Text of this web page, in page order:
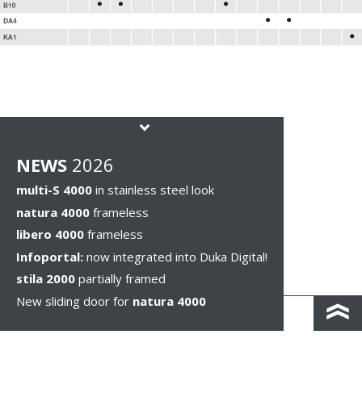
NEWS 2026
multi-S 4000 in stainless steel look
natura 4000 frameless
libero 4000 frameless
Infoportal: now integrated into Duka Digital!
stila 2000 partially framed
New sliding door for natura 4000